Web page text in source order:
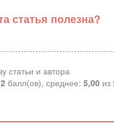
статья полезна?
статьи и автора
2 балл(ов), среднее:5,00 из